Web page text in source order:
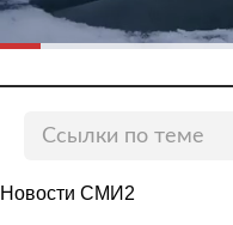
Ссылки по теме
дома в Москве
Новости СМИ2